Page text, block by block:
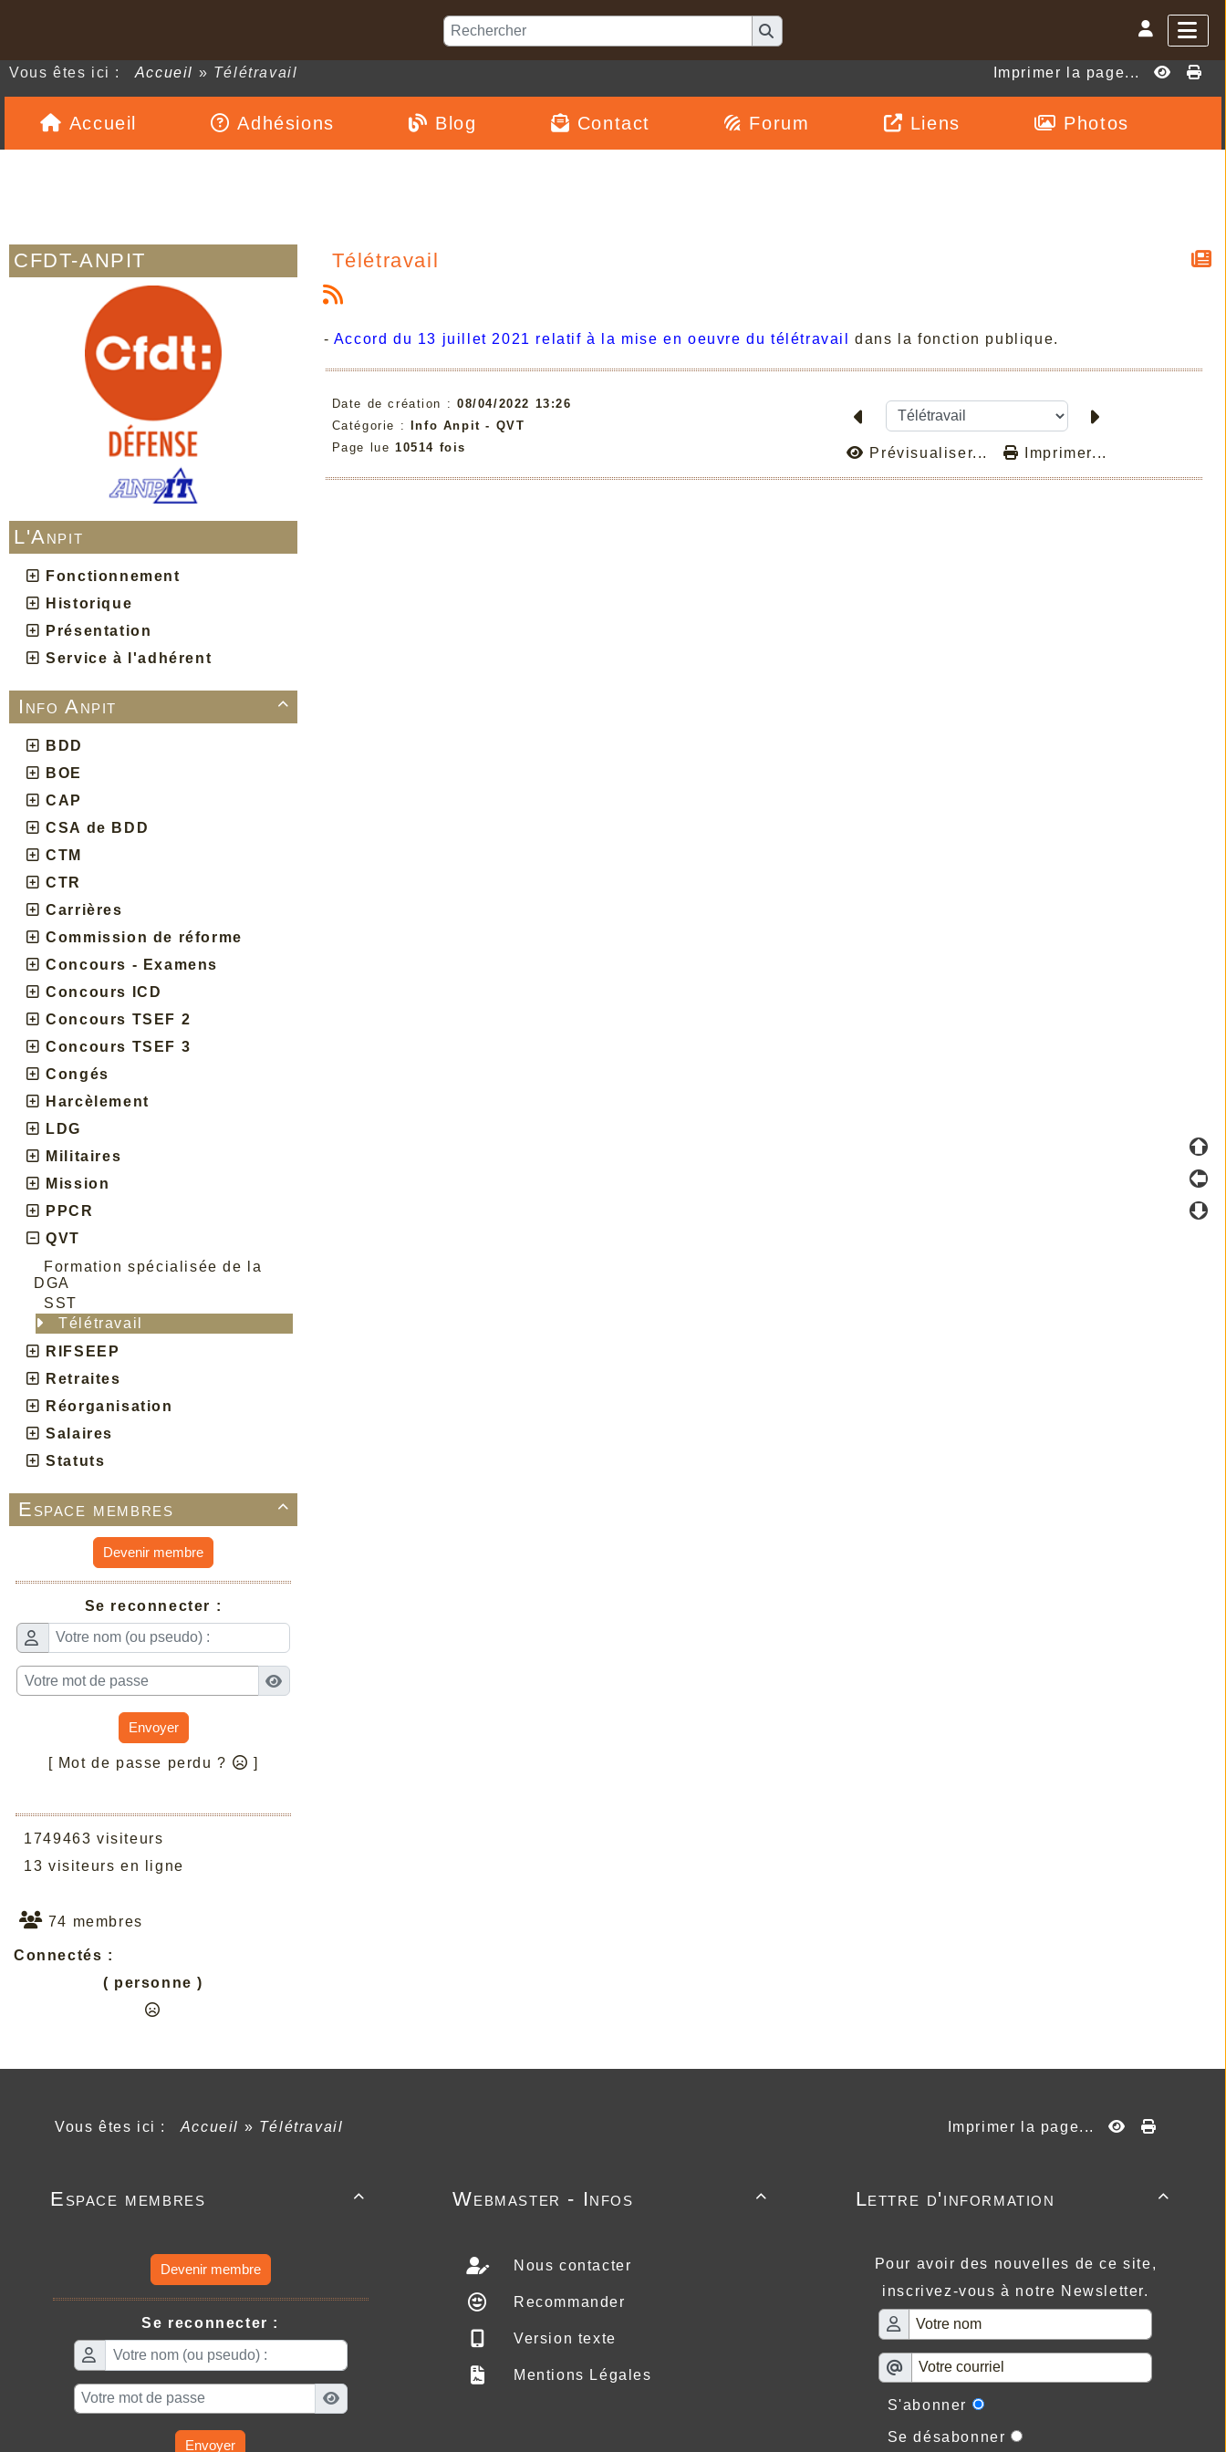
Vous êtes ici : Accueil » Télétravail Imprimer la page...
Accueil Adhésions Blog Contact Forum Liens Photos
CFDT-ANPIT
L'Anpit
Fonctionnement
Historique
Présentation
Service à l'adhérent

Info Anpit
BDD
BOE
CAP
CSA de BDD
CTM
CTR
Carrières
Commission de réforme
Concours - Examens
Concours ICD
Concours TSEF 2
Concours TSEF 3
Congés
Harcèlement
LDG
Militaires
Mission
PPCR
QVT
Formation spécialisée de la
DGA
SST
Télétravail
RIFSEEP
Retraites
Réorganisation
Salaires
Statuts

Espace membres
Devenir membre
Se reconnecter :
Envoyer
[ Mot de passe perdu ? ]
1749463 visiteurs
13 visiteurs en ligne
74 membres
Connectés :
( personne )
Télétravail
- Accord du 13 juillet 2021 relatif à la mise en oeuvre du télétravail dans la fonction publique.
Date de création : 08/04/2022 13:26
Catégorie :
Info Anpit - QVT
Page lue 10514 fois Prévisualiser... Imprimer...
Vous êtes ici : Accueil » Télétravail Imprimer la page...

Espace membres
Devenir membre
Se reconnecter :
Envoyer

Webmaster - Infos
Nous contacter
Recommander
Version texte
Mentions Légales

Lettre d'information
Pour avoir des nouvelles de ce site,
inscrivez-vous à notre Newsletter.
S'abonner
Se désabonner